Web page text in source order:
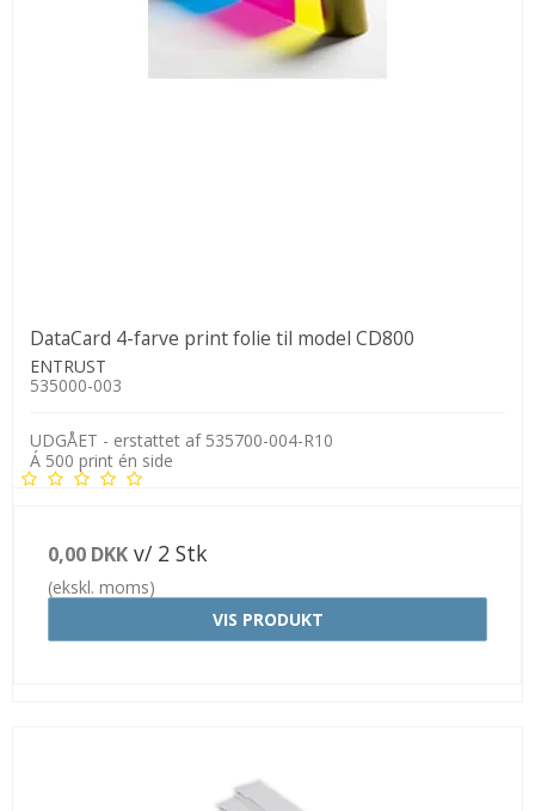
DataCard 4-farve print folie til model CD800
ENTRUST
535000-003
UDGÅET - erstattet af 535700-004-R10
Á 500 print én side
0,00 DKK v/ 2 Stk
(ekskl. moms)
VIS PRODUKT